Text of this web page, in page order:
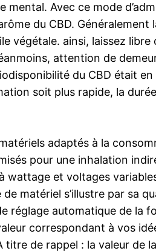
Avec ce mode
du CBD.
végétale. ainsi, laissez
attention de
du CBD était
soit plus rapide, la
adaptés à la
pour une inhalation
wattage et voltages
matériel s’illustre par sa
réglage automatique de la
correspondant à vos
de rappel : la valeur de